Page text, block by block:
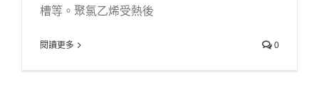
槽等。聚氯乙烯受熱後
閱讀更多 0